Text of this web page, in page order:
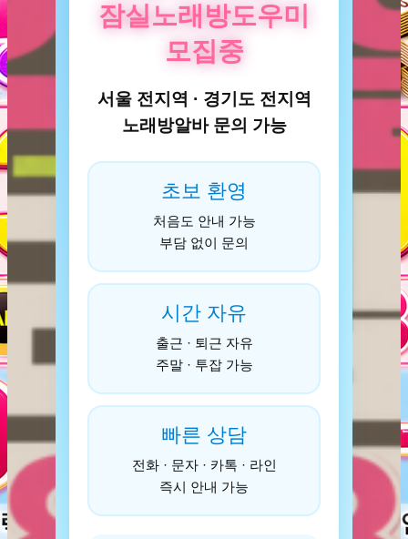
잠실노래방도우미
모집중
서울 전지역 · 경기도 전지역
노래방알바 문의 가능
초보 환영
처음도 안내 가능
부담 없이 문의
시간 자유
출근 · 퇴근 자유
주말 · 투잡 가능
빠른 상담
전화 · 문자 · 카톡 · 라인
즉시 안내 가능